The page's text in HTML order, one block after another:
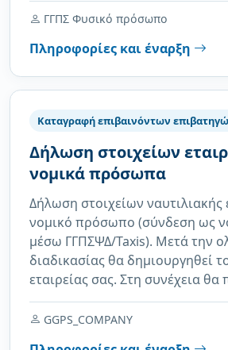
ΓΓΠΣ Φυσικό πρόσωπο
Πληροφορίες και έναρξη
Καταγραφή επιβαινόντων
Δήλωση στοιχείων
νομικά πρόσωπα
Δήλωση στοιχείων ναυτιλιακής
νομικό πρόσωπο (σύνδεση ως
μέσω ΓΓΠΣΨΔ/Taxis). Μετά την
διαδικασίας θα δημιουργηθεί
εταιρείας σας. Στη συνέχεια θα
GGPS_COMPANY